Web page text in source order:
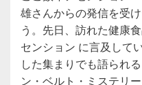
雄さんからの発信を受
う。先日、訪れた健康
センション に言及して
した集まりでも語られ
ン・ベルト・ミステリ